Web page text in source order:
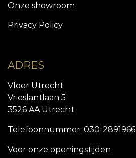
Onze showroom
Privacy Policy
ADRES
Vloer Utrecht
Vrieslantlaan 5
3526 AA Utrecht
Telefoonnummer: 030-2891966
Voor onze openingstijden